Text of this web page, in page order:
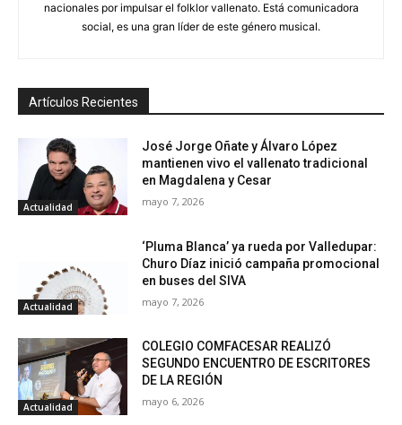
nacionales por impulsar el folklor vallenato. Está comunicadora
social, es una gran líder de este género musical.
Artículos Recientes
Actualidad
José Jorge Oñate y Álvaro López
mantienen vivo el vallenato tradicional
en Magdalena y Cesar
mayo 7, 2026
Actualidad
‘Pluma Blanca’ ya rueda por Valledupar:
Churo Díaz inició campaña promocional
en buses del SIVA
mayo 7, 2026
Actualidad
COLEGIO COMFACESAR REALIZÓ
SEGUNDO ENCUENTRO DE ESCRITORES
DE LA REGIÓN
mayo 6, 2026